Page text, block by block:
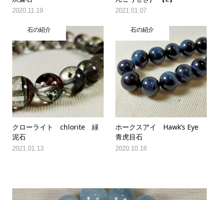
2020.11.19 2021.01.07
石の紹介
クローライト chlorite 緑
泥石
2021.01.13
石の紹介
ホークスアイ Hawk’s Eye
青虎目石
2020.10.18